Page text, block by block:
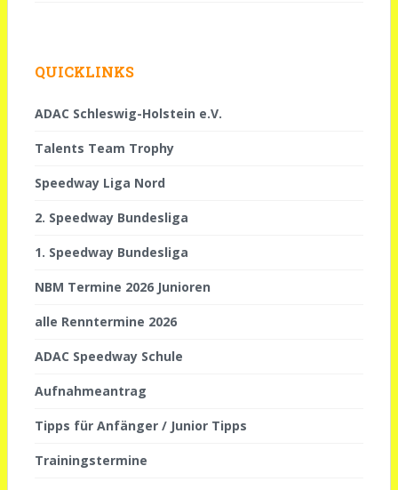
QUICKLINKS
ADAC Schleswig-Holstein e.V.
Talents Team Trophy
Speedway Liga Nord
2. Speedway Bundesliga
1. Speedway Bundesliga
NBM Termine 2026 Junioren
alle Renntermine 2026
ADAC Speedway Schule
Aufnahmeantrag
Tipps für Anfänger / Junior Tipps
Trainingstermine